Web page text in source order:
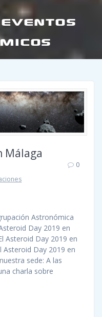
EVENTOS
Málaga
0
Astronómica
Day 2019 en
Asteroid Day 2019 en
Asteroid Day 2019 en
sede: A las
charla sobre